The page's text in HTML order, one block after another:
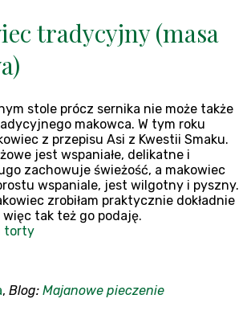
tradycyjny (masa
stole prócz sernika nie może także
makowca. W tym roku
z przepisu Asi z Kwestii Smaku.
jest wspaniałe, delikatne i
zachowuje świeżość, a makowiec
wspaniale, jest wilgotny i pyszny.
zrobiłam praktycznie dokładnie
tak też go podaję.
torty
, Blog: Majanowe pieczenie